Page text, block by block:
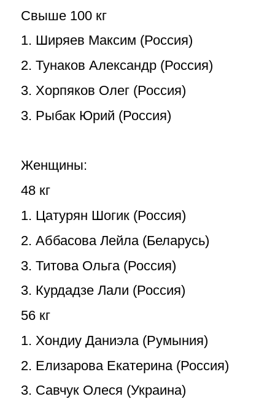
Свыше 100 кг
1. Ширяев Максим (Россия)
2. Тунаков Александр (Россия)
3. Хорпяков Олег (Россия)
3. Рыбак Юрий (Россия)
Женщины:
48 кг
1. Цатурян Шогик (Россия)
2. Аббасова Лейла (Беларусь)
3. Титова Ольга (Россия)
3. Курдадзе Лали (Россия)
56 кг
1. Хондиу Даниэла (Румыния)
2. Елизарова Екатерина (Россия)
3. Савчук Олеся (Украина)